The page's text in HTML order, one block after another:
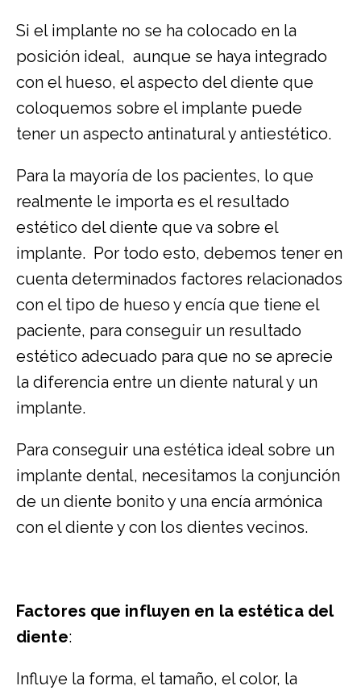
Si el implante no se ha colocado en la
posición ideal, aunque se haya integrado
con el hueso, el aspecto del diente que
coloquemos sobre el implante puede
tener un aspecto antinatural y antiestético.
Para la mayoría de los pacientes, lo que
realmente le importa es el resultado
estético del diente que va sobre el
implante. Por todo esto, debemos tener en
cuenta determinados factores relacionados
con el tipo de hueso y encía que tiene el
paciente, para conseguir un resultado
estético adecuado para que no se aprecie
la diferencia entre un diente natural y un
implante.
Para conseguir una estética ideal sobre un
implante dental, necesitamos la conjunción
de un diente bonito y una encía armónica
con el diente y con los dientes vecinos.
Factores que influyen en la estética del
diente:
Influye la forma, el tamaño, el color, la